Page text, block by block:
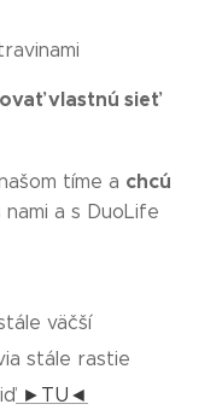
vlastnú sieť
tíme a chcú
nami a s DuoLife
väčší
stále rastie
►TU◄